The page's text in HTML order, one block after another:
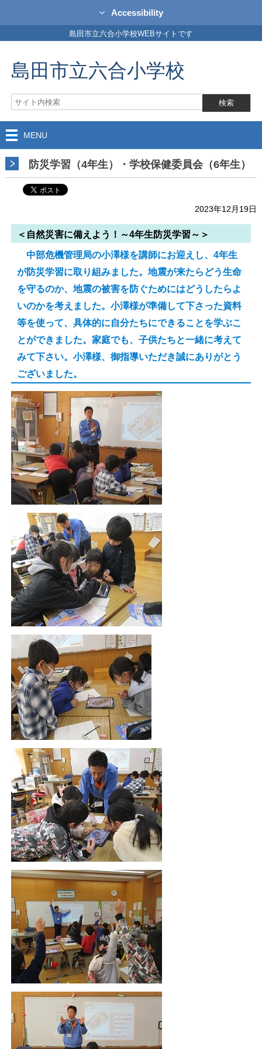
Accessibility
島田市立六合小学校WEBサイトです
島田市立六合小学校
MENU
防災学習（4年生）・学校保健委員会（6年生）
2023年12月19日
＜自然災害に備えよう！～4年生防災学習～＞
中部危機管理局の小澤様を講師にお迎えし、4年生
が防災学習に取り組みました。地震が来たらどう生命
を守るのか、地震の被害を防ぐためにはどうしたらよ
いのかを考えました。小澤様が準備して下さった資料
等を使って、具体的に自分たちにできることを学ぶこ
とができました。家庭でも、子供たちと一緒に考えて
みて下さい。小澤様、御指導いただき誠にありがとう
ございました。